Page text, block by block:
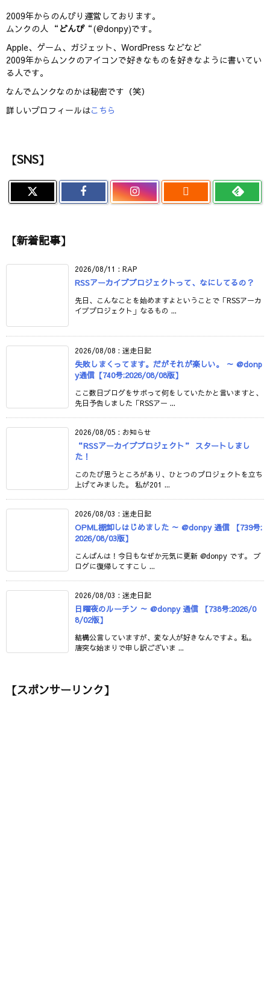
2009年からのんびり運営しております。
ムンクの人 “ どんぴ“(@donpy)です。
Apple、ゲーム、ガジェット、WordPress などなど
2009年からムンクのアイコンで好きなものを好きなように書いてい
る人です。
なんでムンクなのかは秘密です（笑）
詳しいプロフィールはこちら
【SNS】

【新着記事】
2026/08/11 : RAP
RSSアーカイブプロジェクトって、なにしてるの？
先日、こんなことを始めますよということで「RSSアーカ
イブプロジェクト」なるもの ...
2026/08/08 : 迷走日記
失敗しまくってます。だがそれが楽しい。 ～ @donp
y通信【740号:2026/08/08版】
ここ数日ブログをサボって何をしていたかと言いますと、
先日予告しました「RSSアー ...
2026/08/05 : お知らせ
“RSSアーカイブプロジェクト” スタートしまし
た！
このたび思うところがあり、ひとつのプロジェクトを立ち
上げてみました。 私が201 ...
2026/08/03 : 迷走日記
OPML棚卸しはじめました ～ @donpy 通信 【739号:
2026/08/03版】
こんばんは！今日もなぜか元気に更新 @donpy です。 ブ
ログに復帰してすこし ...
2026/08/03 : 迷走日記
日曜夜のルーチン ～ @donpy 通信 【738号:2026/0
8/02版】
結構公言していますが、変な人が好きなんですよ。私。
唐突な始まりで申し訳ございま ...
【スポンサーリンク】